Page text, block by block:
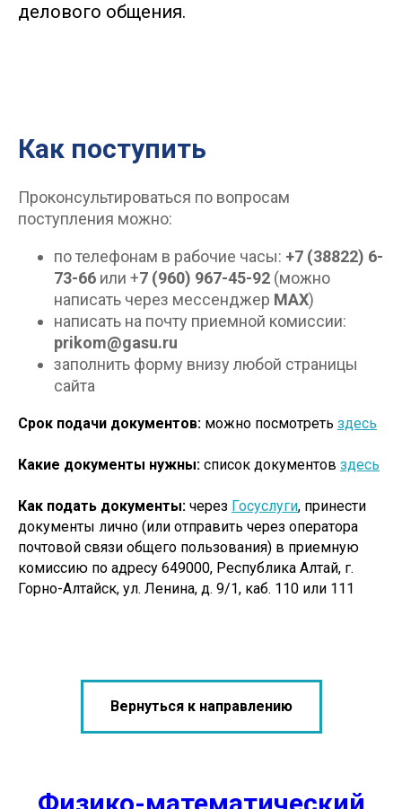
делового общения.
Как поступить
Проконсультироваться по вопросам
поступления можно:
по телефонам в рабочие часы: +7 (38822) 6-
73-66 или +7 (960) 967-45-92 (можно
написать через мессенджер МАX)
написать на почту приемной комиссии:
prikom@gasu.ru
заполнить форму внизу любой страницы
сайта
Срок подачи документов: можно посмотреть здесь
Какие документы нужны: список документов здесь
Как подать документы: через Госуслуги, принести
документы лично (или отправить через оператора
почтовой связи общего пользования) в приемную
комиссию по адресу 649000, Республика Алтай, г.
Горно-Алтайск, ул. Ленина, д. 9/1, каб. 110 или 111
Вернуться к направлению